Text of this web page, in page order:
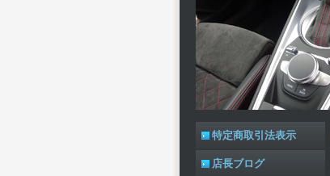
特定商取引法表示
店長ブログ